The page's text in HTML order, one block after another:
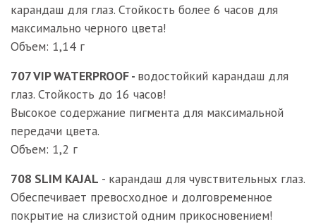
карандаш для глаз. Стойкость более 6 часов для
максимально черного цвета!
Объем: 1,14 г
707 VIP WATERPROOF - водостойкий карандаш для
глаз. Стойкость до 16 часов!
Высокое содержание пигмента для максимальной
передачи цвета.
Объем: 1,2 г
708 SLIM KAJAL - карандаш для чувствительных глаз.
Обеспечивает превосходное и долговременное
покрытие на слизистой одним прикосновением!